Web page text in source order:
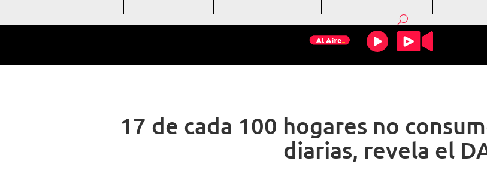
17 de cada 100 hogares no
diarias, revela el